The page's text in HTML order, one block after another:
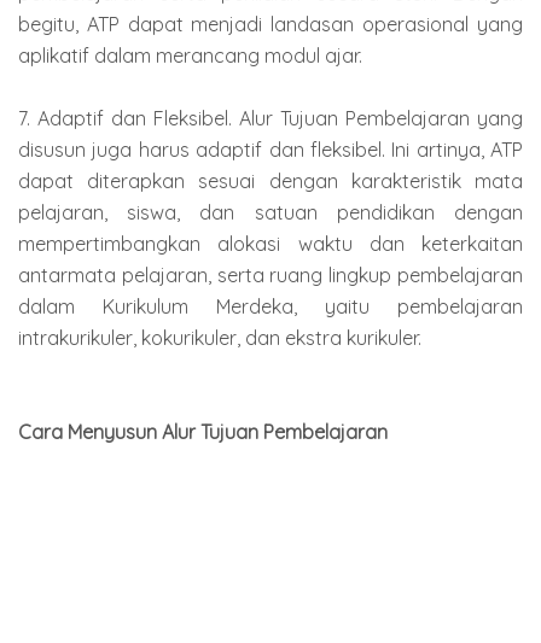
begitu, ATP dapat menjadi landasan operasional yang
aplikatif dalam merancang modul ajar.
7. Adaptif dan Fleksibel. Alur Tujuan Pembelajaran yang
disusun juga harus adaptif dan fleksibel. Ini artinya, ATP
dapat diterapkan sesuai dengan karakteristik mata
pelajaran, siswa, dan satuan pendidikan dengan
mempertimbangkan alokasi waktu dan keterkaitan
antarmata pelajaran, serta ruang lingkup pembelajaran
dalam Kurikulum Merdeka, yaitu pembelajaran
intrakurikuler, kokurikuler, dan ekstra kurikuler.
Cara Menyusun Alur Tujuan Pembelajaran